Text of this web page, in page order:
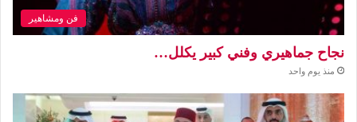
فن ومشاهير
نجاح جماهيري وفني كبير يكلل…
منذ يوم واحد